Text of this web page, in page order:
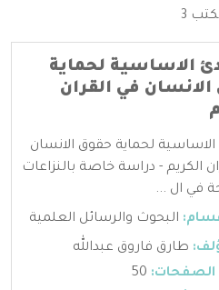
3
الاساسية لحماية
في القران
الاساسية لحماية حقوق الانسان
الكريم - دراسة خاصة بالنزاعات
في ال ...
البحوث والرسائل العلمية
طارق فاروق عبدالله